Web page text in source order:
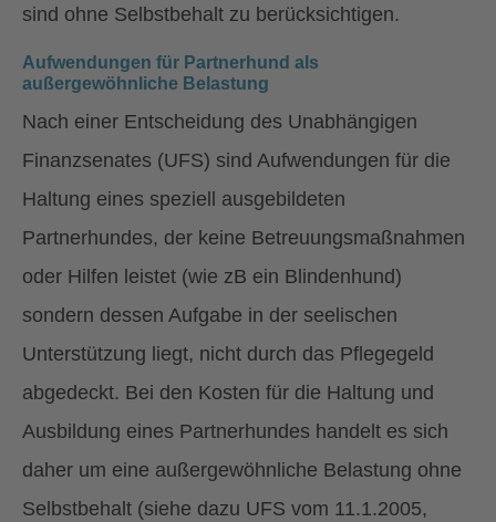
sind ohne Selbstbehalt zu berücksichtigen.
Aufwendungen für Partnerhund als
außergewöhnliche Belastung
Nach einer Entscheidung des Unabhängigen
Finanzsenates (UFS) sind Aufwendungen für die
Haltung eines speziell ausgebildeten
Partnerhundes, der keine Betreuungsmaßnahmen
oder Hilfen leistet (wie zB ein Blindenhund)
sondern dessen Aufgabe in der seelischen
Unterstützung liegt, nicht durch das Pflegegeld
abgedeckt. Bei den Kosten für die Haltung und
Ausbildung eines Partnerhundes handelt es sich
daher um eine außergewöhnliche Belastung ohne
Selbstbehalt (siehe dazu UFS vom 11.1.2005,